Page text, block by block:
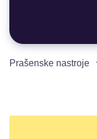
Prašenske nastroje